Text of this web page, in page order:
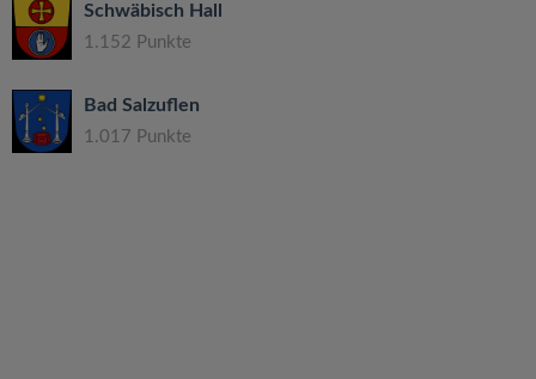
Schwäbisch Hall
1.152 Punkte
Bad Salzuflen
1.017 Punkte